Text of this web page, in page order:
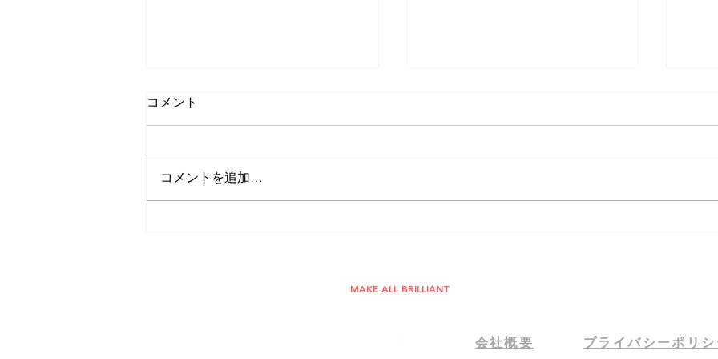
コメント
コメントを追加…
MAKE ALL BRILLIANT
会社概要 プライバシーポリシ